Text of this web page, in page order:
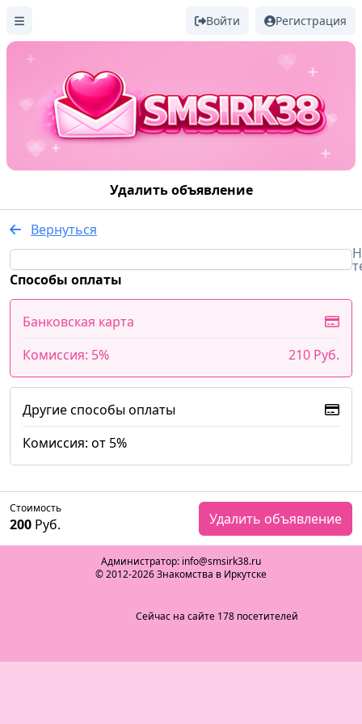
Войти Регистрация
Удалить объявление
Вернуться
Способы оплаты
Банковская карта
Комиссия: 5%
210 Руб.
Другие способы оплаты
Комиссия: от 5%
Стоимость
200 Руб. Удалить объявление
Администратор: info@smsirk38.ru
© 2012-2026 Знакомства в Иркутске
Сейчас на сайте 178 посетителей